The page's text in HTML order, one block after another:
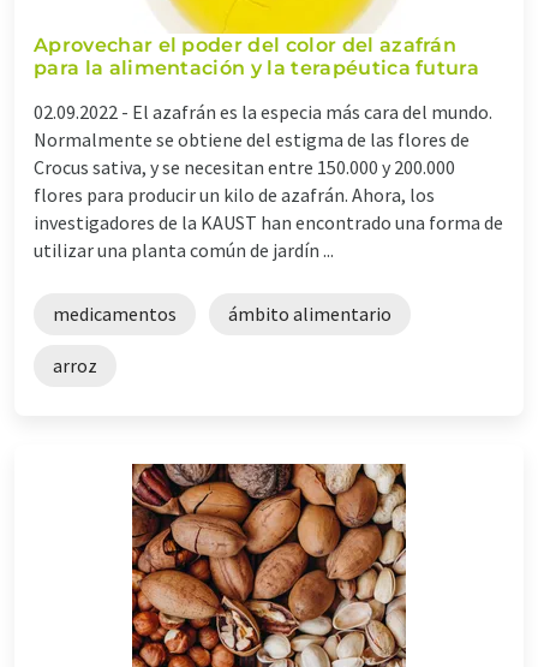
Aprovechar el poder del color del azafrán
para la alimentación y la terapéutica futura
02.09.2022 - El azafrán es la especia más cara del mundo.
Normalmente se obtiene del estigma de las flores de
Crocus sativa, y se necesitan entre 150.000 y 200.000
flores para producir un kilo de azafrán. Ahora, los
investigadores de la KAUST han encontrado una forma de
utilizar una planta común de jardín ...
medicamentos ámbito alimentario
arroz